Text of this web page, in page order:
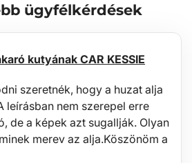
a mindennapos karbantartáshoz
kívül, például kerti tömlővel.
teszi a tálca használatát széles
-60°C-tól +80°C-ig, valamint jelentős
öregedésével szemben az UV-sugárzás
ügyfélkérdések
kutyának CAR KESSIE
szeretnék, hogy a huzat alja
leírásban nem szerepel erre
de a képek azt sugallják. Olyan
merev az alja.Köszönöm a